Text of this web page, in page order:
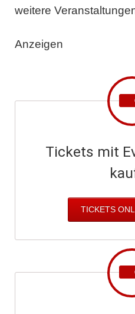
weitere
Anzeigen
Tickets mit
TICKETS